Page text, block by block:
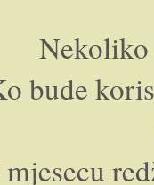
bude